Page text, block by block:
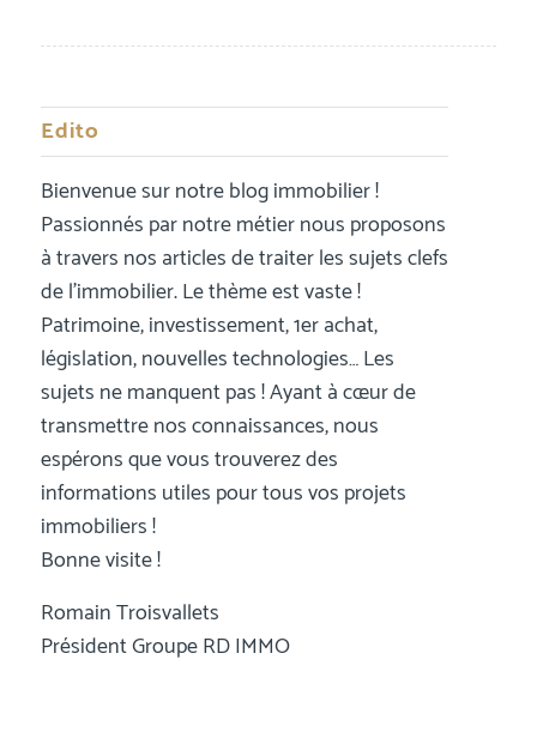
Edito
Bienvenue sur notre blog immobilier !
Passionnés par notre métier nous proposons
à travers nos articles de traiter les sujets clefs
de l’immobilier. Le thème est vaste !
Patrimoine, investissement, 1er achat,
législation, nouvelles technologies… Les
sujets ne manquent pas ! Ayant à cœur de
transmettre nos connaissances, nous
espérons que vous trouverez des
informations utiles pour tous vos projets
immobiliers !
Bonne visite !
Romain Troisvallets
Président Groupe RD IMMO